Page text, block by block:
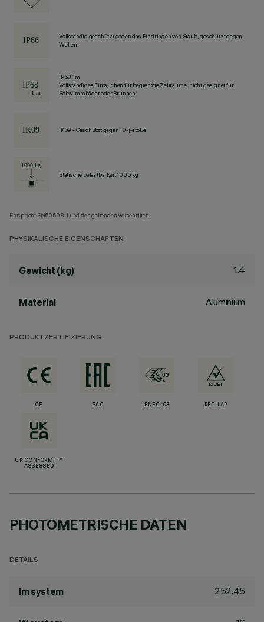
Vollständig geschützt gegen das Eindringen von Staub, geschützt gegen
Wellen.
IP68 1m
Vollständiges Eintauchen für begrenzte Zeiträume, nicht geeignet für
Schwimmbäder oder Brunnen.
IK09 - Geschützt gegen 10-j-stöße
Statische belastbarkeit 1000 kg
Entspricht EN60598-1 und den geltenden Vorschriften.
PHYSIKALISCHE EIGENSCHAFTEN
Gewicht (kg) 1.4
Material Aluminium
PRODUKTZERTIFIZIERUNG
CE EAC ENEC-03 RETILAP
UK CONFORMITY
ASSESSED
PHOTOMETRISCHE DATEN
DETAILS
lm system 252.45